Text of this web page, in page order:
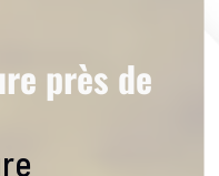
près de